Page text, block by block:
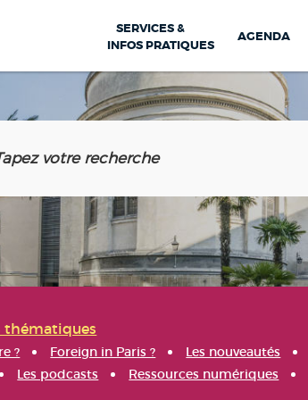
SERVICES &
INFOS PRATIQUES
AGENDA
thématiques
? Foreign in Paris ? Les nouveautés
Les podcasts Ressources numériques